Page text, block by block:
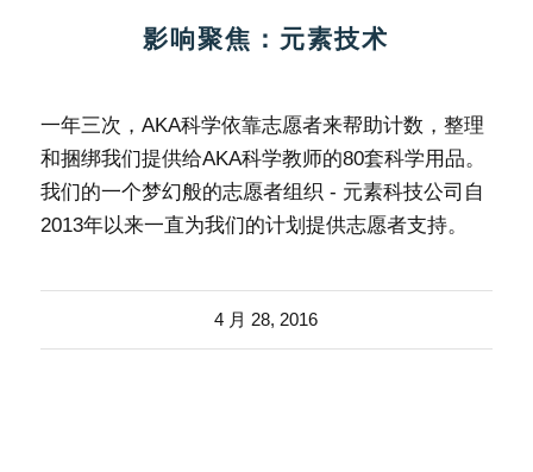
影响聚焦：元素技术
一年三次，AKA科学依靠志愿者来帮助计数，整理
和捆绑我们提供给AKA科学教师的80套科学用品。
我们的一个梦幻般的志愿者组织 - 元素科技公司自
2013年以来一直为我们的计划提供志愿者支持。
4 月 28, 2016